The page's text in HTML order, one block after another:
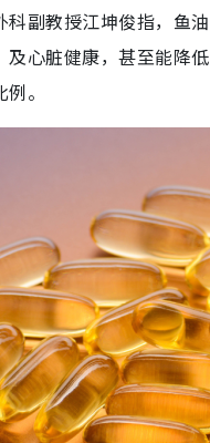
科副教授江坤俊指，鱼
及心脏健康，甚至能降
。